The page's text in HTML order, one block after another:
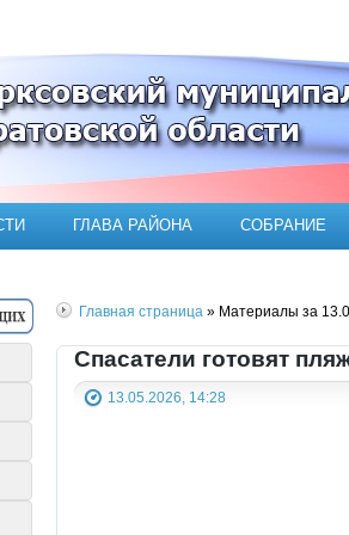
Марксовского
ГЛАВА РАЙОНА СОБРАНИЕ
Главная страница » Материалы за
Спасатели готовят
13.05.2026, 14:28